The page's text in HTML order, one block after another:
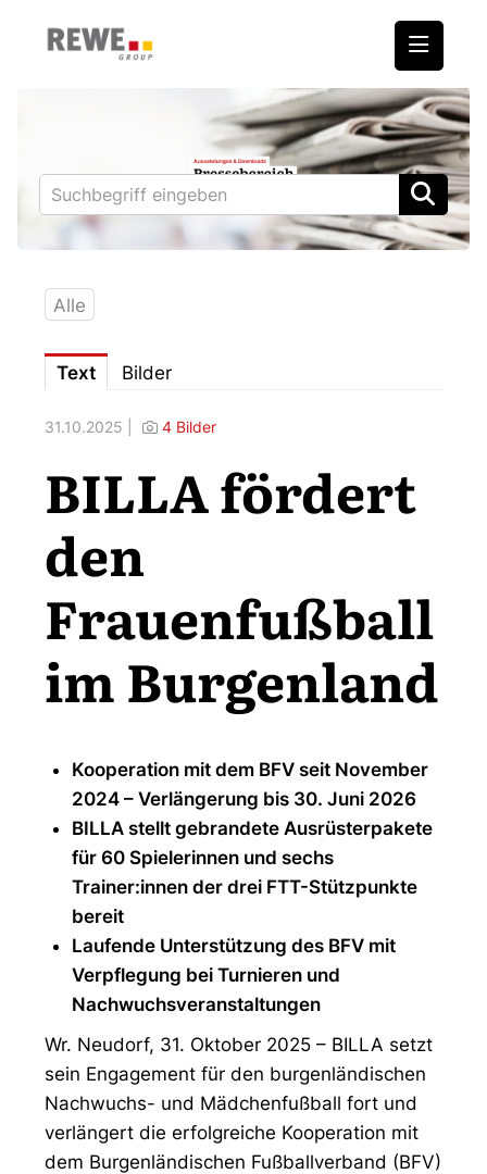
REWE International AG
BILLA
PENNY
BIPA
Downloads
Fotos – Vorstand
Kontakt
Alle
Text Bilder
31.10.2025 | 4 Bilder
BILLA fördert
den
Frauenfußball
im Burgenland
Kooperation mit dem BFV seit November
2024 – Verlängerung bis 30. Juni 2026
BILLA stellt gebrandete Ausrüsterpakete
für 60 Spielerinnen und sechs
Trainer:innen der drei FTT-Stützpunkte
bereit
Laufende Unterstützung des BFV mit
Verpflegung bei Turnieren und
Nachwuchsveranstaltungen
Wr. Neudorf, 31. Oktober 2025 – BILLA setzt
sein Engagement für den burgenländischen
Nachwuchs- und Mädchenfußball fort und
verlängert die erfolgreiche Kooperation mit
dem Burgenländischen Fußballverband (BFV)